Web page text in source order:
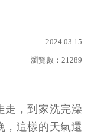
2024.03.15
瀏覽數： 21289
走，到家洗完澡
，這樣的天氣還